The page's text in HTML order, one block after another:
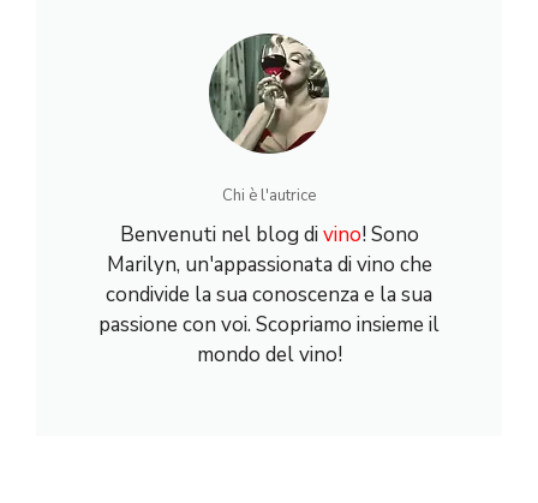
Chi è l'autrice
Benvenuti nel blog divino! Sono
Marilyn, un'appassionata di vino che
condivide la sua conoscenza e la sua
passione con voi. Scopriamo insieme il
mondo del vino!